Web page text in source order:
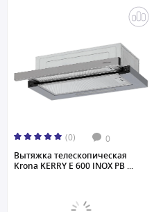
(0) 0
Вытяжка телескопическая
Krona KERRY E 600 INOX PB ...